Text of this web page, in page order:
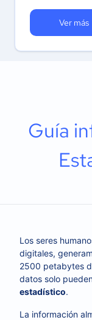
Ver más
Guía
Los seres
digitales,
2500 petabytes
datos solo
estadístico.
La información